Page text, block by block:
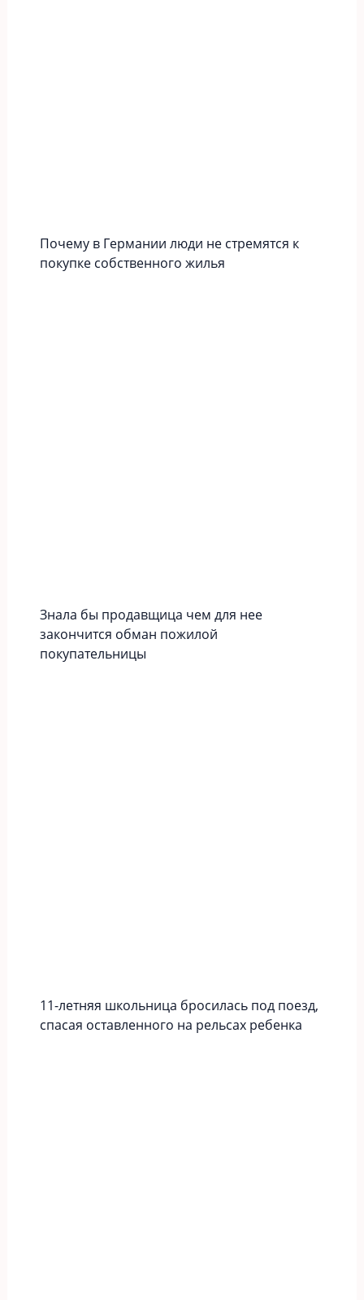
Почему в Германии люди не стремятся к
покупке собственного жилья
Знала бы продавщица чем для нее
закончится обман пожилой
покупательницы
11-летняя школьница бросилась под поезд,
спасая оставленного на рельсах ребенка